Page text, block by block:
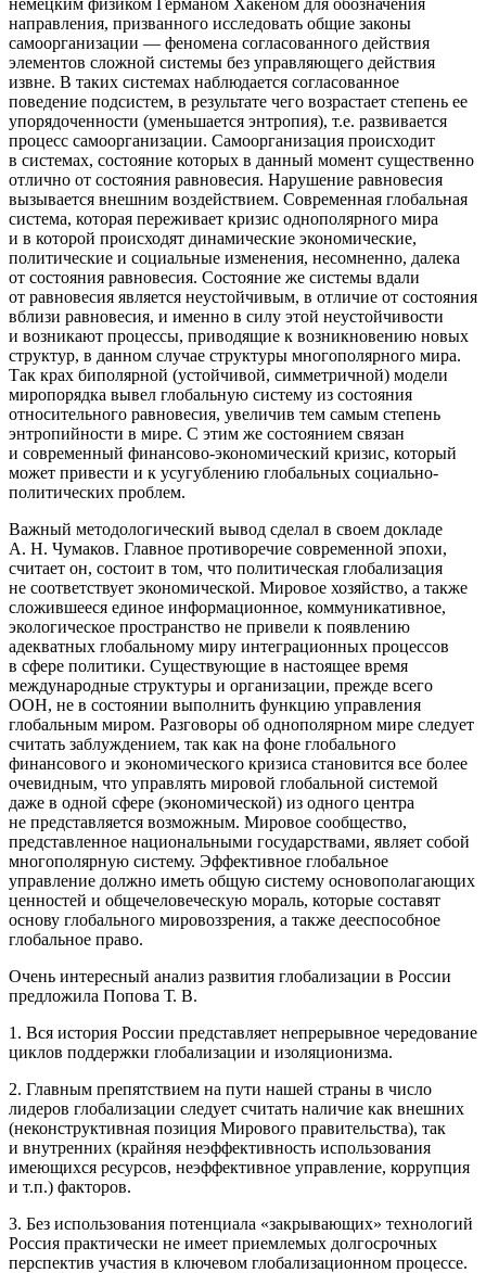
направления, призванного исследовать общие законы
самоорганизации — феномена согласованного действия
элементов сложной системы без управляющего действия
извне. В таких системах наблюдается согласованное
поведение подсистем, в результате чего возрастает степень ее
упорядоченности (уменьшается энтропия), т.е. развивается
процесс самоорганизации. Самоорганизация происходит
в системах, состояние которых в данный момент существенно
отлично от состояния равновесия. Нарушение равновесия
вызывается внешним воздействием. Современная глобальная
система, которая переживает кризис однополярного мира
и в которой происходят динамические экономические,
политические и социальные изменения, несомненно, далека
от состояния равновесия. Состояние же системы вдали
от равновесия является неустойчивым, в отличие от состояния
вблизи равновесия, и именно в силу этой неустойчивости
и возникают процессы, приводящие к возникновению новых
структур, в данном случае структуры многополярного мира.
Так крах биполярной (устойчивой, симметричной) модели
миропорядка вывел глобальную систему из состояния
относительного равновесия, увеличив тем самым степень
энтропийности в мире. С этим же состоянием связан
и современный финансово-экономический кризис, который
может привести и к усугублению глобальных социально‐
политических проблем.
Важный методологический вывод сделал в своем докладе
А. Н. Чумаков. Главное противоречие современной эпохи,
считает он, состоит в том, что политическая глобализация
не соответствует экономической. Мировое хозяйство, а также
сложившееся единое информационное, коммуникативное,
экологическое пространство не привели к появлению
адекватных глобальному миру интеграционных процессов
в сфере политики. Существующие в настоящее время
международные структуры и организации, прежде всего
ООН, не в состоянии выполнить функцию управления
глобальным миром. Разговоры об однополярном мире следует
считать заблуждением, так как на фоне глобального
финансового и экономического кризиса становится все более
очевидным, что управлять мировой глобальной системой
даже в одной сфере (экономической) из одного центра
не представляется возможным. Мировое сообщество,
представленное национальными государствами, являет собой
многополярную систему. Эффективное глобальное
управление должно иметь общую систему основополагающих
ценностей и общечеловеческую мораль, которые составят
основу глобального мировоззрения, а также дееспособное
глобальное право.
Очень интересный анализ развития глобализации в России
предложила Попова Т. В.
1. Вся история России представляет непрерывное чередование
циклов поддержки глобализации и изоляционизма.
2. Главным препятствием на пути нашей страны в число
лидеров глобализации следует считать наличие как внешних
(неконструктивная позиция Мирового правительства), так
и внутренних (крайняя неэффективность использования
имеющихся ресурсов, неэффективное управление, коррупция
и т.п.) факторов.
3. Без использования потенциала «закрывающих» технологий
Россия практически не имеет приемлемых долгосрочных
перспектив участия в ключевом глобализационном процессе.